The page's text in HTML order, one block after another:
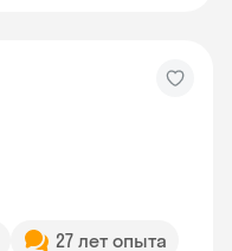
27 лет опыта